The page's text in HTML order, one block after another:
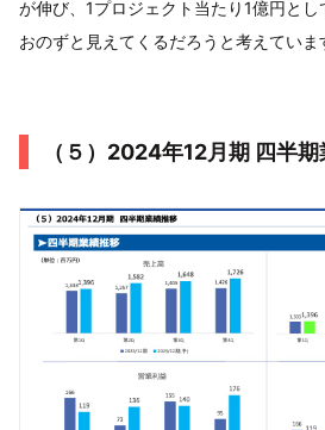
が伸び、1プロジェクト当たり1億円と
おのずと見えてくるだろうと考えていま
（５）2024年12月期 四半